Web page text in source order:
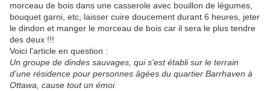
morceau de bois dans une casserole avec bouillon de légumes,
bouquet garni, etc, laisser cuire doucement durant 6 heures, jeter
le dindon et manger le morceau de bois car il sera le plus tendre
des deux !!!
Voici l'article en question :
Un groupe de dindes sauvages, qui s'est établi sur le terrain
d'une résidence pour personnes âgées du quartier Barrhaven à
Ottawa, cause tout un émoi.